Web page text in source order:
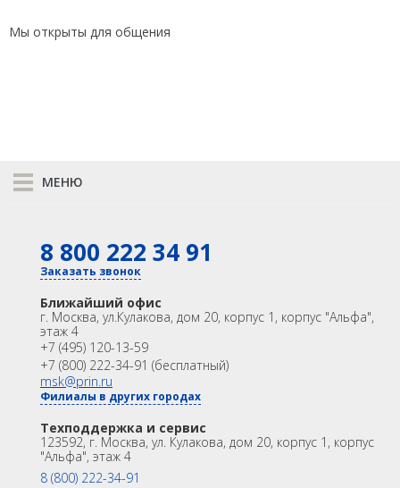
Мы открыты для общения
8 800 222 34 91
Заказать звонок
Ближайший офис
г. Москва, ул.Кулакова, дом 20, корпус 1, корпус "Альфа",
этаж 4
+7 (495) 120-13-59
+7 (800) 222-34-91 (бесплатный)
msk@prin.ru
Филиалы в других городах
Техподдержка и сервис
123592, г. Москва, ул. Кулакова, дом 20, корпус 1, корпус
"Альфа", этаж 4
8 (800) 222-34-91
МЕНЮ
КАТАЛОГ
GNSS
Модемы
Программы
Аксеcсуары
Распродажа
ИНФОРМАЦИЯ
Акции
Техподдержка и сервис
Университет
Партнёрам
О Компании